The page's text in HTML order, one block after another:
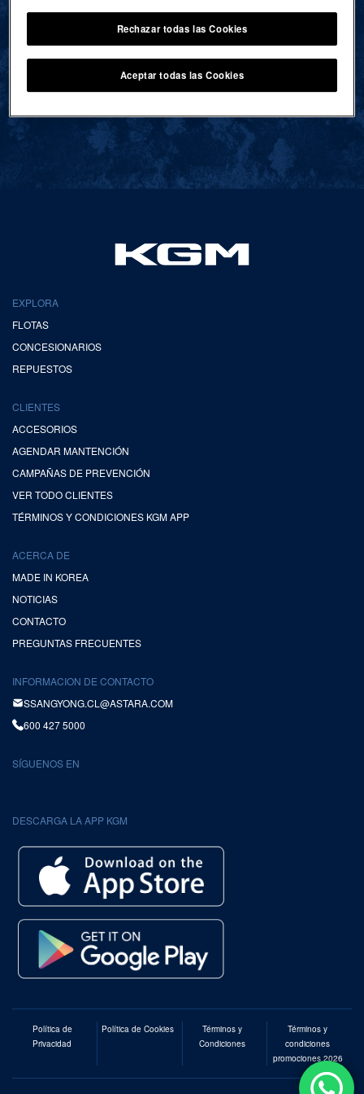
VOLVER AL INICIO
EXPLORA
FLOTAS
CONCESIONARIOS
REPUESTOS
CLIENTES
ACCESORIOS
AGENDAR MANTENCIÓN
CAMPAÑAS DE PREVENCIÓN
VER TODO CLIENTES
TÉRMINOS Y CONDICIONES KGM APP
ACERCA DE
MADE IN KOREA
NOTICIAS
CONTACTO
PREGUNTAS FRECUENTES
INFORMACION DE CONTACTO
SSANGYONG.CL@ASTARA.COM
600 427 5000
SÍGUENOS EN
DESCARGA LA APP KGM
Política de
Privacidad
Política de Cookies
Términos y
Condiciones
Términos y
condiciones
promociones 2026
Rechazar todas las Cookies
Aceptar todas las Cookies